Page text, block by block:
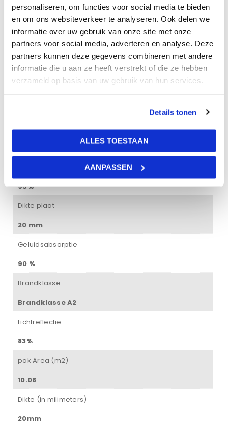
personaliseren, om functies voor social media te bieden
en om ons websiteverkeer te analyseren. Ook delen we
informatie over uw gebruik van onze site met onze
partners voor social media, adverteren en analyse. Deze
partners kunnen deze gegevens combineren met andere
informatie die u aan ze heeft verstrekt of die ze hebben
verzameld op basis van uw gebruik van hun services.
Details tonen
ALLES TOESTAAN
AANPASSEN
zichtzijde is afgewerkt met een wit gespoten glasvlies.
Gewicht
12 kg
Afmetingen
Kleur
Vochtbestendigheid
95%
Dikte plaat
20 mm
Geluidsabsorptie
90 %
Brandklasse
Brandklasse A2
Lichtreflectie
83%
pak Area (m2)
10.08
Dikte (in milimeters)
20mm